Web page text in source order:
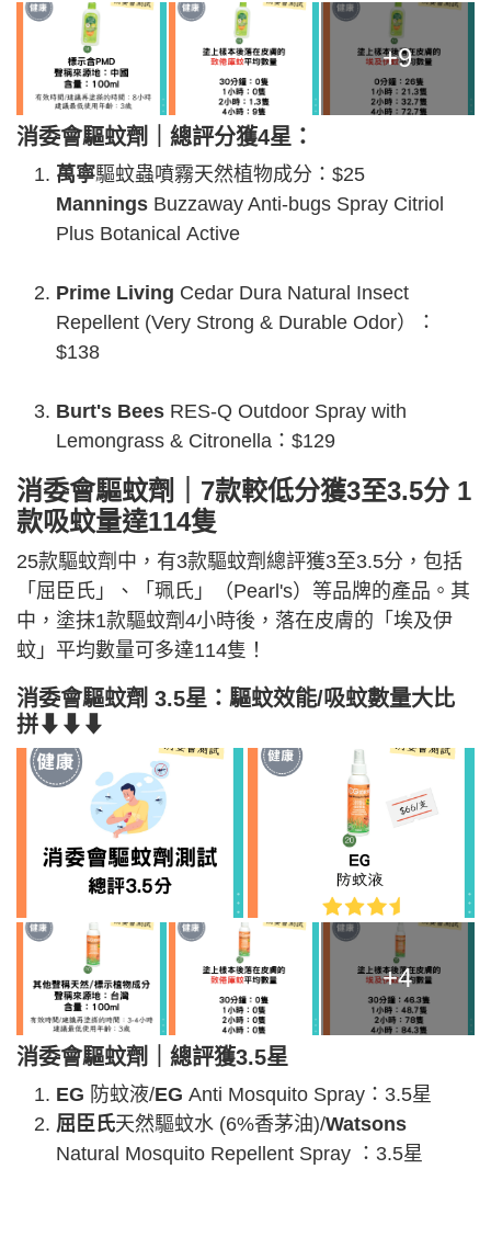
+9
消委會驅蚊劑｜總評分獲4星：
萬寧驅蚊蟲噴霧天然植物成分：$25
Mannings Buzzaway Anti-bugs Spray Citriol
Plus Botanical Active
Prime Living Cedar Dura Natural Insect
Repellent (Very Strong & Durable Odor）：
$138
Burt's Bees RES-Q Outdoor Spray with
Lemongrass & Citronella：$129
消委會驅蚊劑｜7款較低分獲3至3.5分 1
款吸蚊量達114隻
25款驅蚊劑中，有3款驅蚊劑總評獲3至3.5分，包括
「屈臣氏」、「珮氏」（Pearl's）等品牌的產品。其
中，塗抹1款驅蚊劑4小時後，落在皮膚的「埃及伊
蚊」平均數量可多達114隻！
消委會驅蚊劑 3.5星：驅蚊效能/吸蚊數量大比
拼⬇⬇⬇
+4
消委會驅蚊劑｜總評獲3.5星
EG 防蚊液/EG Anti Mosquito Spray：3.5星
屈臣氏天然驅蚊水 (6%香茅油)/Watsons
Natural Mosquito Repellent Spray ：3.5星